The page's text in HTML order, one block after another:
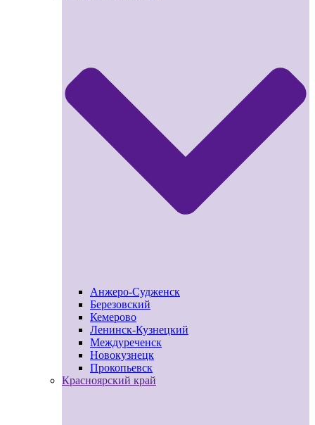
Анжеро-Судженск
Березовский
Кемерово
Ленинск-Кузнецкий
Междуреченск
Новокузнецк
Прокопьевск
Красноярский край